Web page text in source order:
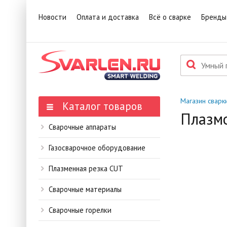
Новости Оплата и доставка Всё о сварке Бренды
Каталог товаров
Сварочные аппараты
Газосварочное оборудование
Плазменная резка CUT
Сварочные материалы
Сварочные горелки
Магазин